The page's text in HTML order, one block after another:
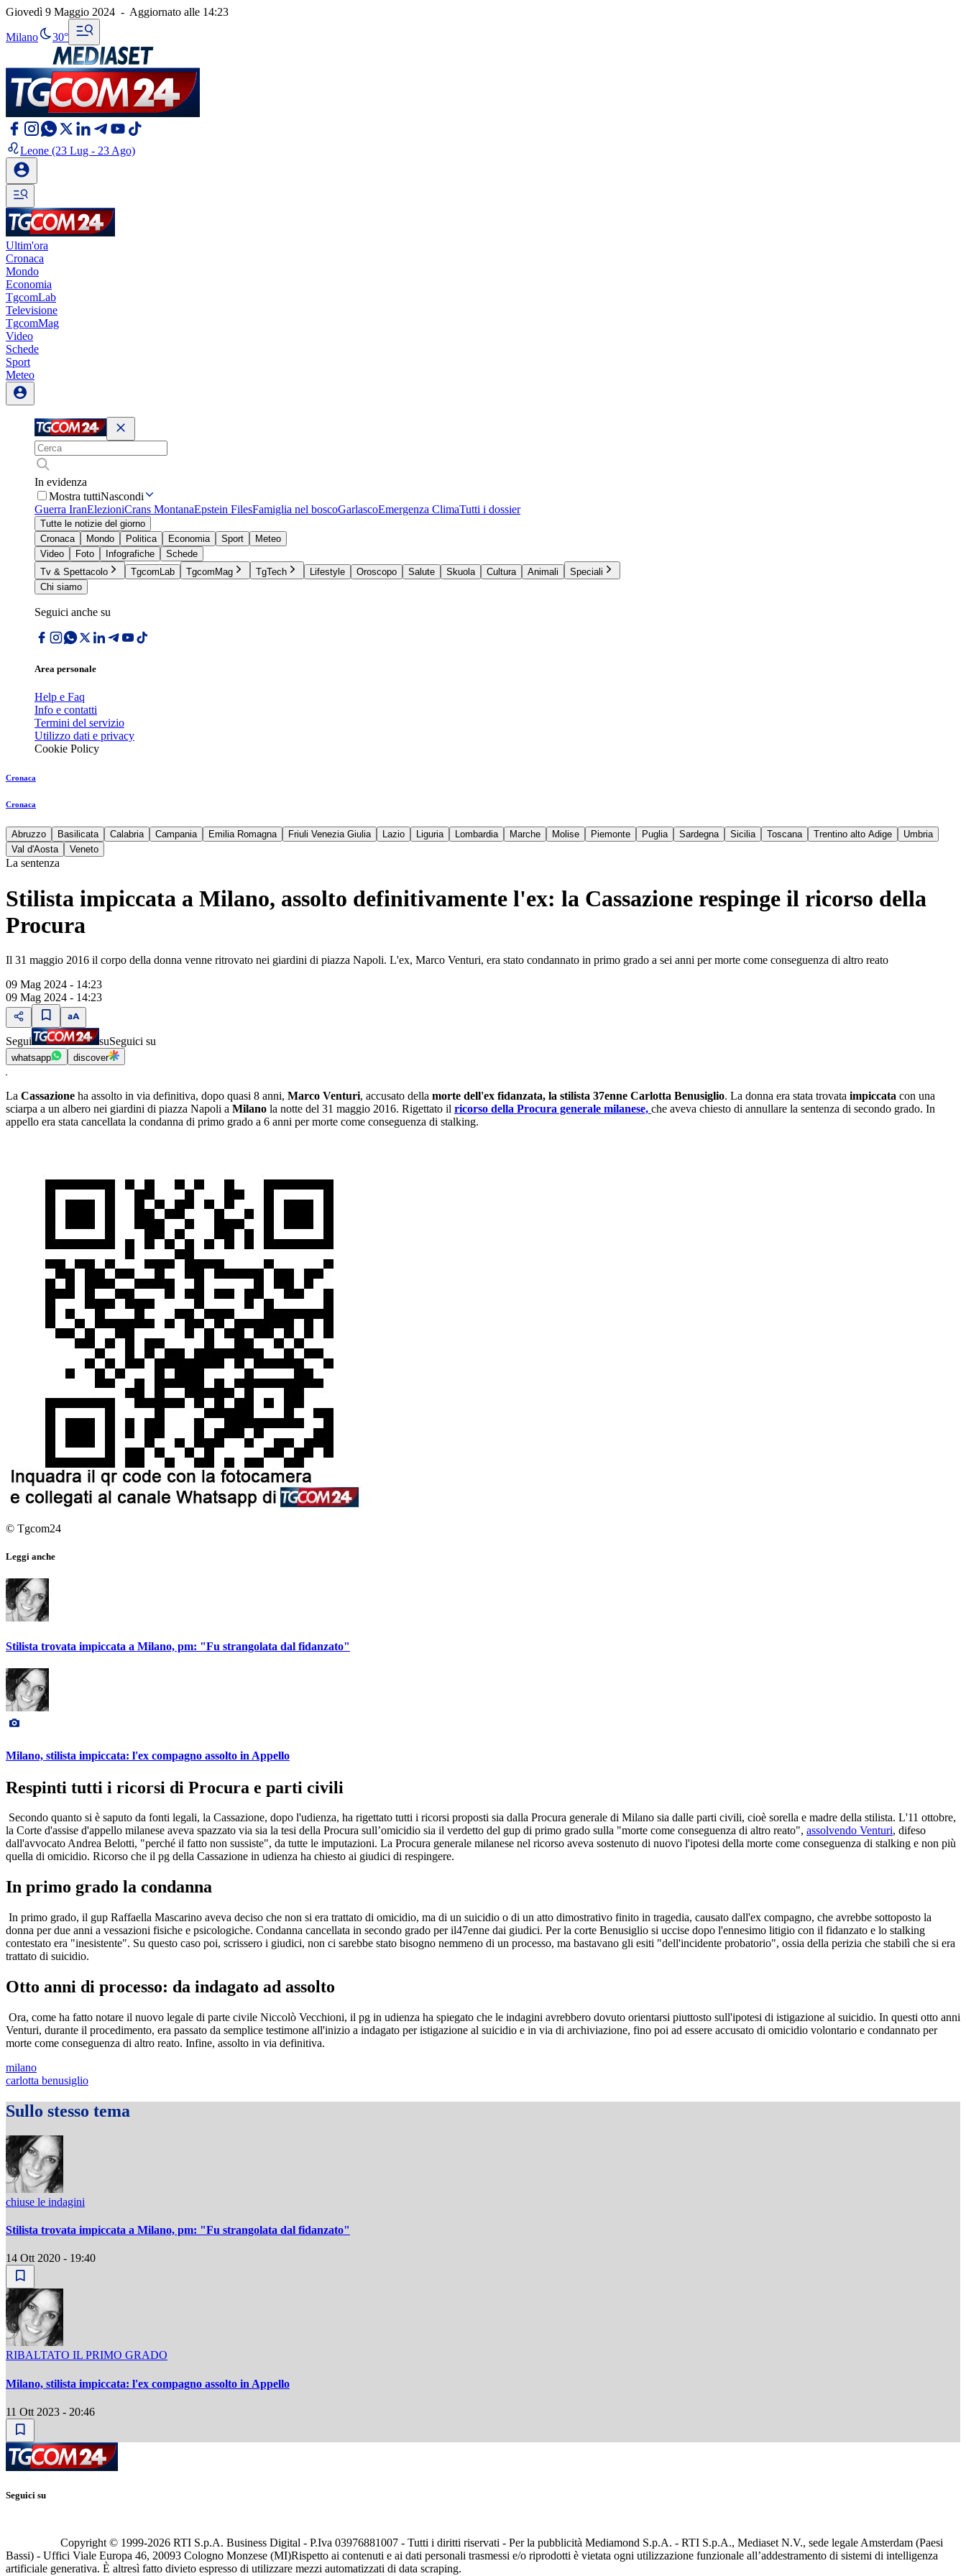
Giovedì 9 Maggio 2024 - Aggiornato alle 14:23
Milano 30°
Leone (23 Lug - 23 Ago)
Ultim'ora
Cronaca
Mondo
Economia
TgcomLab
Televisione
TgcomMag
Video
Schede
Sport
Meteo
In evidenza
Mostra tuttiNascondi
Guerra IranElezioniCrans MontanaEpstein FilesFamiglia nel boscoGarlascoEmergenza ClimaTutti i dossier
Tutte le notizie del giorno
Cronaca
Mondo Politica Economia Sport
Meteo
Video
Foto Infografiche
Schede
Tv & Spettacolo
TgcomLab TgcomMag TgTech Lifestyle Oroscopo Salute Skuola Cultura Animali
Speciali
Chi siamo
Seguici anche su
Area personale
Help e Faq
Info e contatti
Termini del servizio
Utilizzo dati e privacy
Cookie Policy
Cronaca
Cronaca
Abruzzo Basilicata Calabria Campania Emilia Romagna Friuli Venezia Giulia Lazio Liguria Lombardia Marche Molise Piemonte Puglia Sardegna Sicilia Toscana Trentino alto Adige
Umbria
Val d'Aosta
Veneto
La sentenza
Stilista impiccata a Milano, assolto definitivamente l'ex: la Cassazione respinge il ricorso della
Procura
Il 31 maggio 2016 il corpo della donna venne ritrovato nei giardini di piazza Napoli. L'ex, Marco Venturi, era stato condannato in primo grado a sei anni per morte come conseguenza di altro reato
09 Mag 2024 - 14:23
09 Mag 2024 - 14:23
Segui suSeguici su
whatsapp discover
La Cassazione ha assolto in via definitiva, dopo quasi 8 anni, Marco Venturi, accusato della morte dell'ex fidanzata, la stilista 37enne Carlotta Benusiglio. La donna era stata trovata impiccata con una
sciarpa a un albero nei giardini di piazza Napoli a Milano la notte del 31 maggio 2016. Rigettato il ricorso della Procura generale milanese, che aveva chiesto di annullare la sentenza di secondo grado. In
appello era stata cancellata la condanna di primo grado a 6 anni per morte come conseguenza di stalking.
© Tgcom24
Leggi anche
Stilista trovata impiccata a Milano, pm: "Fu strangolata dal fidanzato"
Milano, stilista impiccata: l'ex compagno assolto in Appello
Respinti tutti i ricorsi di Procura e parti civili
Secondo quanto si è saputo da fonti legali, la Cassazione, dopo l'udienza, ha rigettato tutti i ricorsi proposti sia dalla Procura generale di Milano sia dalle parti civili, cioè sorella e madre della stilista. L'11 ottobre,
la Corte d'assise d'appello milanese aveva spazzato via sia la tesi della Procura sull’omicidio sia il verdetto del gup di primo grado sulla "morte come conseguenza di altro reato", assolvendo Venturi, difeso
dall'avvocato Andrea Belotti, "perché il fatto non sussiste", da tutte le imputazioni. La Procura generale milanese nel ricorso aveva sostenuto di nuovo l'ipotesi della morte come conseguenza di stalking e non più
quella di omicidio. Ricorso che il pg della Cassazione in udienza ha chiesto ai giudici di respingere.
In primo grado la condanna
In primo grado, il gup Raffaella Mascarino aveva deciso che non si era trattato di omicidio, ma di un suicidio o di un atto dimostrativo finito in tragedia, causato dall'ex compagno, che avrebbe sottoposto la
donna per due anni a vessazioni fisiche e psicologiche. Condanna cancellata in secondo grado per il47enne dai giudici. Per la corte Benusiglio si uccise dopo l'ennesimo litigio con il fidanzato e lo stalking
contestato era "inesistente". Su questo caso poi, scrissero i giudici, non ci sarebbe stato bisogno nemmeno di un processo, ma bastavano gli esiti "dell'incidente probatorio", ossia della perizia che stabilì che si era
trattato di suicidio.
Otto anni di processo: da indagato ad assolto
Ora, come ha fatto notare il nuovo legale di parte civile Niccolò Vecchioni, il pg in udienza ha spiegato che le indagini avrebbero dovuto orientarsi piuttosto sull'ipotesi di istigazione al suicidio. In questi otto anni
Venturi, durante il procedimento, era passato da semplice testimone all'inizio a indagato per istigazione al suicidio e in via di archiviazione, fino poi ad essere accusato di omicidio volontario e condannato per
morte come conseguenza di altro reato. Infine, assolto in via definitiva.
milano
carlotta benusiglio
Sullo stesso tema
chiuse le indagini
Stilista trovata impiccata a Milano, pm: "Fu strangolata dal fidanzato"
14 Ott 2020 - 19:40
RIBALTATO IL PRIMO GRADO
Milano, stilista impiccata: l'ex compagno assolto in Appello
11 Ott 2023 - 20:46
Seguici su
Copyright © 1999-2026 RTI S.p.A. Business Digital - P.Iva 03976881007 - Tutti i diritti riservati - Per la pubblicità Mediamond S.p.A. - RTI S.p.A., Mediaset N.V., sede legale Amsterdam (Paesi
Bassi) - Uffici Viale Europa 46, 20093 Cologno Monzese (MI)Rispetto ai contenuti e ai dati personali trasmessi e/o riprodotti è vietata ogni utilizzazione funzionale all’addestramento di sistemi di intelligenza
artificiale generativa. È altresì fatto divieto espresso di utilizzare mezzi automatizzati di data scraping.